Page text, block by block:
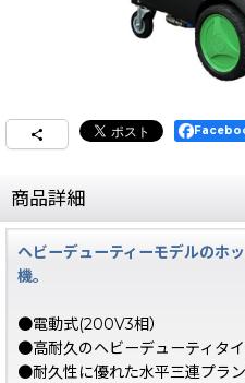
商品詳細
ヘビーデューティーモデルのホ
機。
●電動式(200V3相）
●高耐久のヘビーデューティタ
●耐久性に優れた水平三連プラ